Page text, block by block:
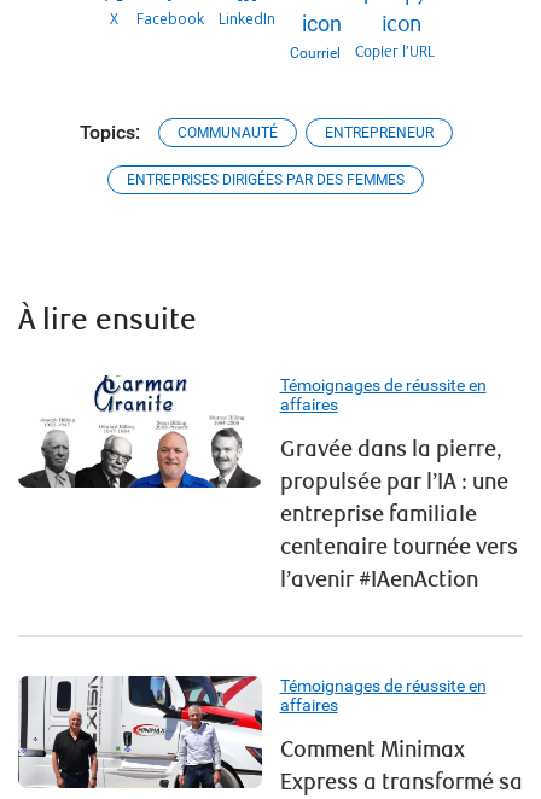
X Facebook LinkedIn
Courriel Copier l’URL
Topics: COMMUNAUTÉ ENTREPRENEUR
ENTREPRISES DIRIGÉES PAR DES FEMMES
À lire ensuite
Témoignages de réussite en
affaires
Gravée dans la pierre,
propulsée par l’IA : une
entreprise familiale
centenaire tournée vers
l’avenir #IAenAction
Témoignages de réussite en
affaires
Comment Minimax
Express a transformé sa